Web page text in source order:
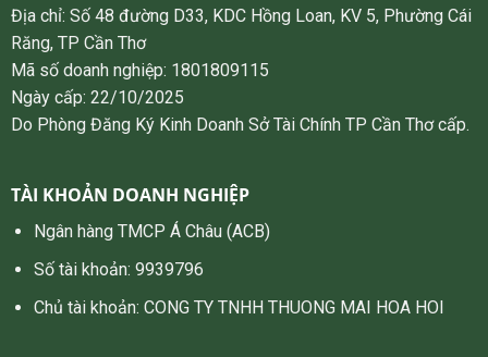
Địa chỉ: Số 48 đường D33, KDC Hồng Loan, KV 5, Phường Cái
Răng, TP Cần Thơ
Mã số doanh nghiệp: 1801809115
Ngày cấp: 22/10/2025
Do Phòng Đăng Ký Kinh Doanh Sở Tài Chính TP Cần Thơ cấp.
TÀI KHOẢN DOANH NGHIỆP
Ngân hàng TMCP Á Châu (ACB)
Số tài khoản: 9939796
Chủ tài khoản: CONG TY TNHH THUONG MAI HOA HOI